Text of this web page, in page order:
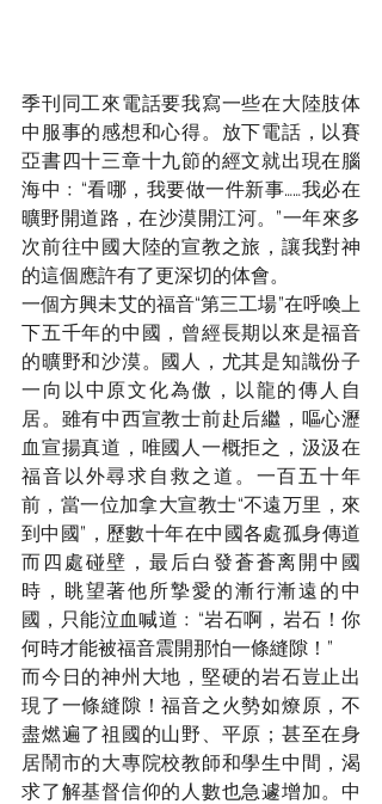
季刊同工來電話要我寫一些在大陸肢体
中服事的感想和心得。放下電話，以賽
亞書四十三章十九節的經文就出現在腦
海中﹕“看哪，我要做一件新事……我必在
曠野開道路，在沙漠開江河。”一年來多
次前往中國大陸的宣教之旅，讓我對神
的這個應許有了更深切的体會。
一個方興未艾的福音“第三工場”在呼喚上
下五千年的中國，曾經長期以來是福音
的曠野和沙漠。國人，尤其是知識份子
一向以中原文化為傲，以龍的傳人自
居。雖有中西宣教士前赴后繼，嘔心瀝
血宣揚真道，唯國人一概拒之，汲汲在
福音以外尋求自救之道。一百五十年
前，當一位加拿大宣教士“不遠万里，來
到中國”，歷數十年在中國各處孤身傳道
而四處碰壁，最后白發蒼蒼离開中國
時，眺望著他所摯愛的漸行漸遠的中
國，只能泣血喊道﹕“岩石啊，岩石！你
何時才能被福音震開那怕一條縫隙！”
而今日的神州大地，堅硬的岩石豈止出
現了一條縫隙！福音之火勢如燎原，不
盡燃遍了祖國的山野、平原；甚至在身
居鬧市的大專院校教師和學生中間，渴
求了解基督信仰的人數也急遽增加。中